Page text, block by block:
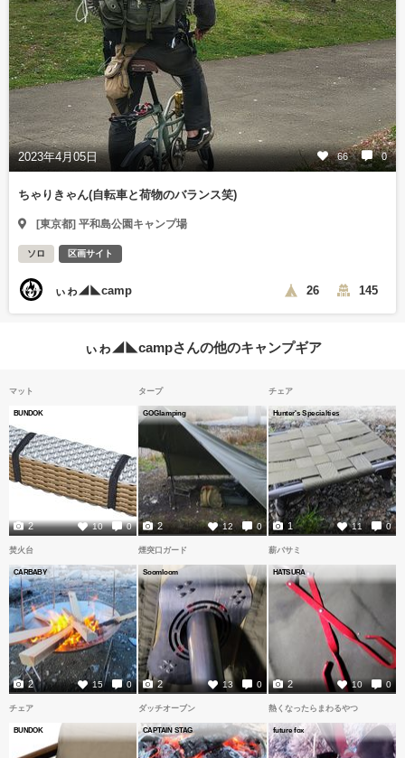
2023年4月05日 66 0
ちゃりきゃん(自転車と荷物のバランス笑)
[東京都] 平和島公園キャンプ場
ソロ 区画サイト
ぃゎ◢◣camp 26 145
ぃゎ◢◣campさんの他のキャンプギア
マット
BUNDOK
10 0
2
タープ
GOGlamping
12 0
2
チェア
Hunter's Specialties
11 0
1
焚火台
CARBABY
15 0
2
煙突口ガード
Soomloom
13 0
2
薪バサミ
HATSURA
10 0
2
チェア
BUNDOK
ダッチオーブン
CAPTAIN STAG
熱くなったらまわるやつ
future fox